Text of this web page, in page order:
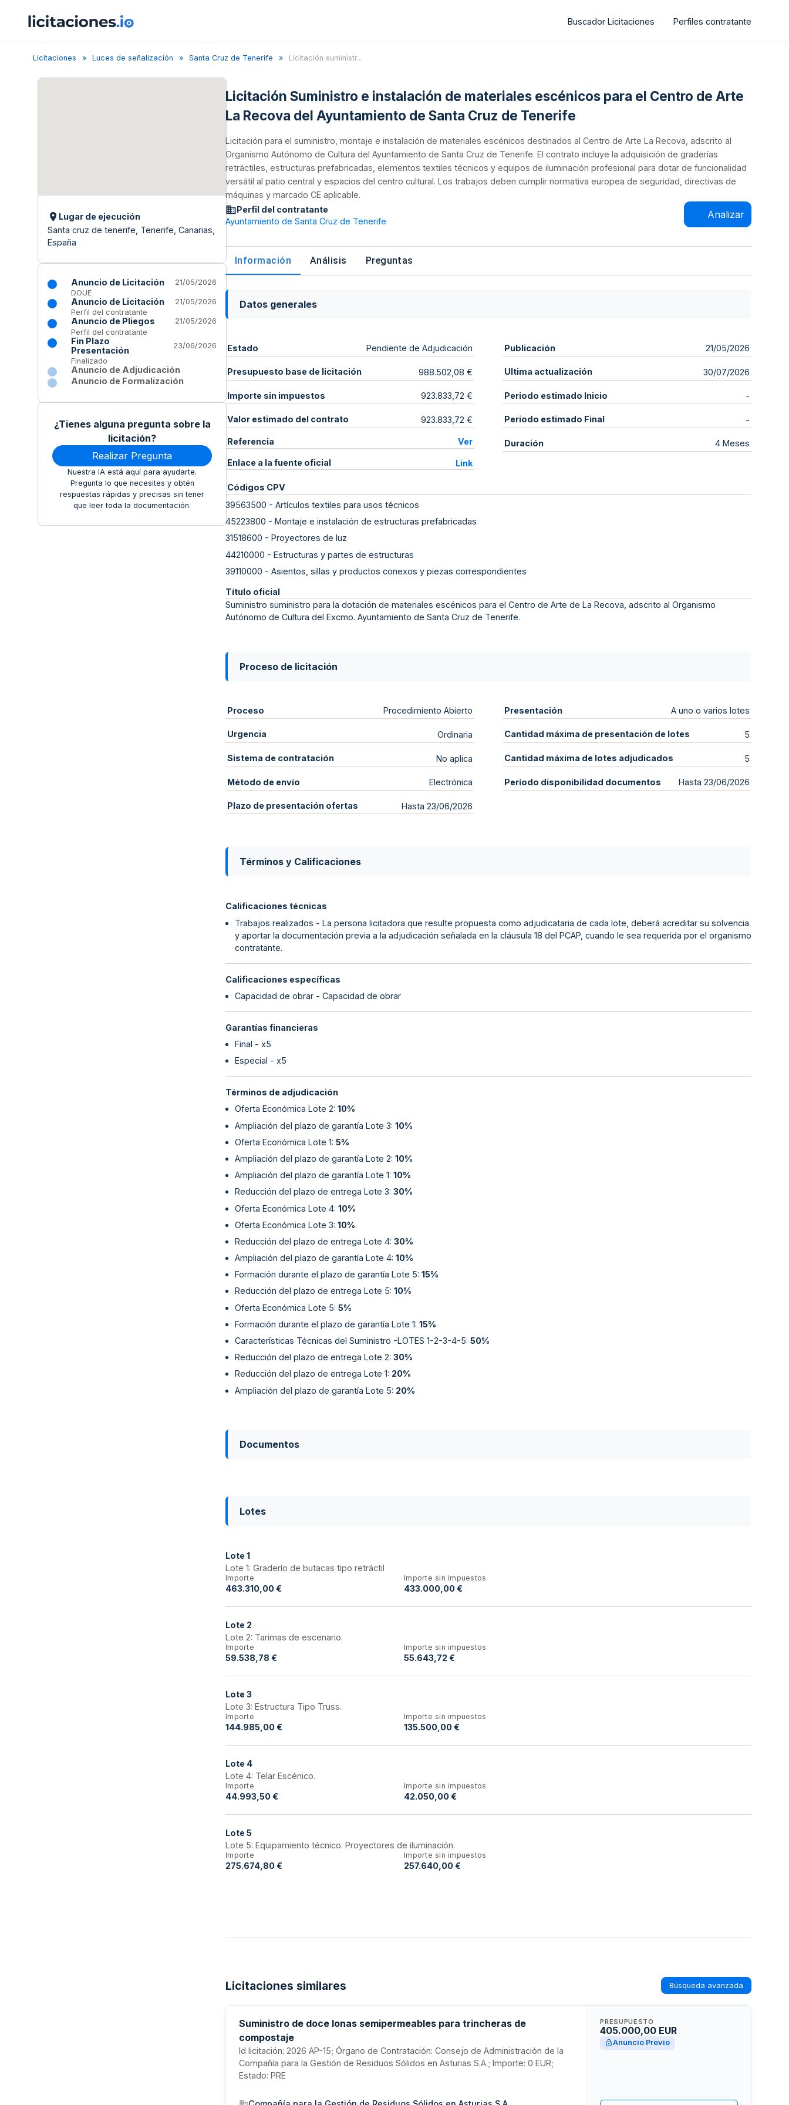
Buscador Licitaciones Perfiles contratante
Licitaciones Luces de señalización Santa Cruz de Tenerife Licitación suministr...
Lugar de ejecución
Santa cruz de tenerife, Tenerife, Canarias,
España
Anuncio de Licitación
21/05/2026
DOUE
Anuncio de Licitación
21/05/2026
Perfil del contratante
Anuncio de Pliegos
21/05/2026
Perfil del contratante
Fin Plazo
Presentación
23/06/2026
Finalizado
Anuncio de Adjudicación
Anuncio de Formalización
¿Tienes alguna pregunta sobre la
licitación?
Realizar Pregunta
Nuestra IA está aquí para ayudarte.
Pregunta lo que necesites y obtén
respuestas rápidas y precisas sin tener
que leer toda la documentación.
Licitación Suministro e instalación de materiales escénicos para el Centro de Arte
La Recova del Ayuntamiento de Santa Cruz de Tenerife
Licitación para el suministro, montaje e instalación de materiales escénicos destinados al Centro de Arte La Recova, adscrito al
Organismo Autónomo de Cultura del Ayuntamiento de Santa Cruz de Tenerife. El contrato incluye la adquisición de graderías
retráctiles, estructuras prefabricadas, elementos textiles técnicos y equipos de iluminación profesional para dotar de funcionalidad
versátil al patio central y espacios del centro cultural. Los trabajos deben cumplir normativa europea de seguridad, directivas de
máquinas y marcado CE aplicable.
Perfil del contratante
Ayuntamiento de Santa Cruz de Tenerife
Analizar
Información Análisis Preguntas
Datos generales
Estado Pendiente de Adjudicación
Presupuesto base de licitación 988.502,08 €
Importe sin impuestos 923.833,72 €
Valor estimado del contrato 923.833,72 €
Referencia Ver
Enlace a la fuente oficial Link
Publicación 21/05/2026
Ultima actualización 30/07/2026
Periodo estimado Inicio -
Periodo estimado Final -
Duración 4 Meses
Códigos CPV
39563500 - Artículos textiles para usos técnicos
45223800 - Montaje e instalación de estructuras prefabricadas
31518600 - Proyectores de luz
44210000 - Estructuras y partes de estructuras
39110000 - Asientos, sillas y productos conexos y piezas correspondientes
Título oficial
Suministro suministro para la dotación de materiales escénicos para el Centro de Arte de La Recova, adscrito al Organismo
Autónomo de Cultura del Excmo. Ayuntamiento de Santa Cruz de Tenerife.
Proceso de licitación
Proceso Procedimiento Abierto
Urgencia Ordinaria
Sistema de contratación No aplica
Método de envío Electrónica
Plazo de presentación ofertas Hasta 23/06/2026
Presentación A uno o varios lotes
Cantidad máxima de presentación de lotes 5
Cantidad máxima de lotes adjudicados 5
Período disponibilidad documentos Hasta 23/06/2026
Términos y Calificaciones
Calificaciones técnicas
Trabajos realizados - La persona licitadora que resulte propuesta como adjudicataria de cada lote, deberá acreditar su solvencia
y aportar la documentación previa a la adjudicación señalada en la cláusula 18 del PCAP, cuando le sea requerida por el organismo
contratante.
Calificaciones específicas
Capacidad de obrar - Capacidad de obrar
Garantías financieras
Final - x5
Especial - x5
Términos de adjudicación
Oferta Económica Lote 2: 10%
Ampliación del plazo de garantía Lote 3: 10%
Oferta Económica Lote 1: 5%
Ampliación del plazo de garantía Lote 2: 10%
Ampliación del plazo de garantía Lote 1: 10%
Reducción del plazo de entrega Lote 3: 30%
Oferta Económica Lote 4: 10%
Oferta Económica Lote 3: 10%
Reducción del plazo de entrega Lote 4: 30%
Ampliación del plazo de garantía Lote 4: 10%
Formación durante el plazo de garantía Lote 5: 15%
Reducción del plazo de entrega Lote 5: 10%
Oferta Económica Lote 5: 5%
Formación durante el plazo de garantía Lote 1: 15%
Características Técnicas del Suministro -LOTES 1-2-3-4-5: 50%
Reducción del plazo de entrega Lote 2: 30%
Reducción del plazo de entrega Lote 1: 20%
Ampliación del plazo de garantía Lote 5: 20%
Documentos
Lotes
Lote1
Lote 1: Graderío de butacas tipo retráctil
Importe
463.310,00 €
Importe sin impuestos
433.000,00 €
Lote 2
Lote 2: Tarimas de escenario.
Importe
59.538,78 €
Importe sin impuestos
55.643,72 €
Lote3
Lote 3: Estructura Tipo Truss.
Importe
144.985,00 €
Importe sin impuestos
135.500,00 €
Lote 4
Lote 4: Telar Escénico.
Importe
44.993,50 €
Importe sin impuestos
42.050,00 €
Lote5
Lote 5: Equipamiento técnico. Proyectores de iluminación.
Importe
275.674,80 €
Importe sin impuestos
257.640,00 €
Licitaciones similares Búsqueda avanzada
Suministro de doce lonas semipermeables para trincheras de
compostaje
Id licitación: 2026 AP-15; Órgano de Contratación: Consejo de Administración de la
Compañía para la Gestión de Residuos Sólidos en Asturias S.A.; Importe: 0 EUR;
Estado: PRE
PRESUPUESTO
405.000,00 EUR
Anuncio Previo